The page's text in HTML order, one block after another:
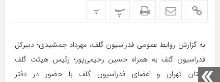
پ پ
به گزارش روابط عمومی فدراسیون گلف، مهرداد جمشیدی؛ دبیرکل
فدراسیون گلف به همراه حسین رحیمی‌پور؛ رئیس هیئت گلف
استان تهران و اعضای فدراسیون گلف با حضور در دفتر